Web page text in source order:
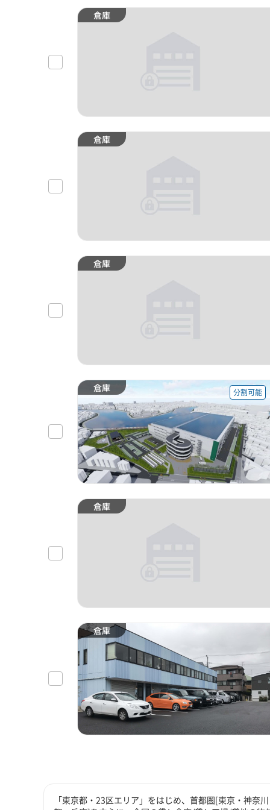
倉庫
倉庫
倉庫
倉庫 分割可能
倉庫
倉庫
「東京都・23区エリア」をはじめ、首都圏[東京・神